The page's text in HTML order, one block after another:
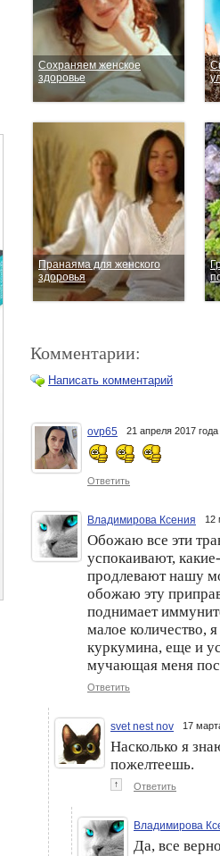
Cохраняем женское
здоровье
Пранаяма для женского
здоровья
Комментарии:
Написать комментарий
ovp65 21 апреля 2017 года
Ответить
Владимирова Ксения 12
Обожаю все эти
успокаивают,
продлевают нашу
обожаю эту
поднимает
малое количество,
куркумина, еще и
мучающая меня
Ответить
svet nest nov 17
Насколько я
пожелтеешь.
↑ Ответить
Владимирова
Да, все